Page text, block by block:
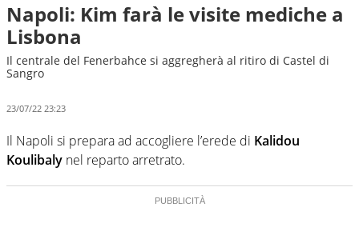
Napoli: Kim farà le visite mediche a
Lisbona
Il centrale del Fenerbahce si aggregherà al ritiro di Castel di
Sangro
23/07/22 23:23
Il Napoli si prepara ad accogliere l’erede di Kalidou
Koulibaly nel reparto arretrato.